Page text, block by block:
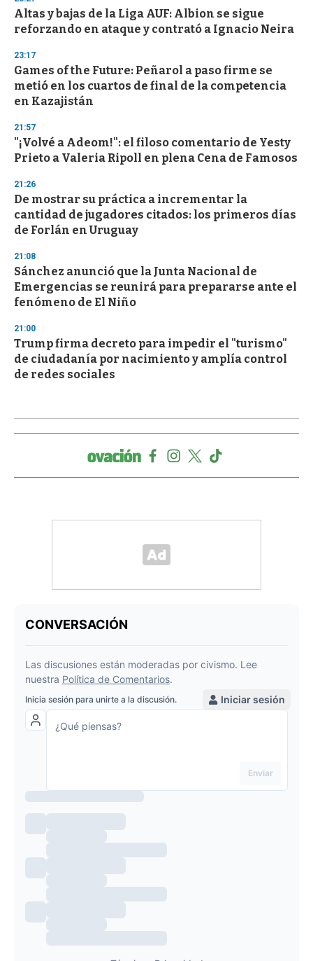
s
Altas y bajas de la Liga AUF: Albion se sigue
reforzando en ataque y contrató a Ignacio Neira
23:17
Games of the Future: Peñarol a paso firme se
metió en los cuartos de final de la competencia
en Kazajistán
21:57
"¡Volvé a Adeom!": el filoso comentario de Yesty
Prieto a Valeria Ripoll en plena Cena de Famosos
21:26
De mostrar su práctica a incrementar la
cantidad de jugadores citados: los primeros días
de Forlán en Uruguay
21:08
Sánchez anunció que la Junta Nacional de
Emergencias se reunirá para prepararse ante el
fenómeno de El Niño
21:00
Trump firma decreto para impedir el "turismo"
de ciudadanía por nacimiento y amplía control
de redes sociales